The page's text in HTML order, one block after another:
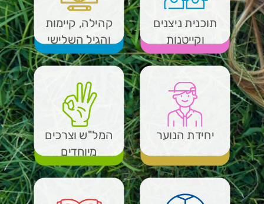
תוכנית ניצנים
וקייטנות
קהילה, קיימות
והגיל השלישי
יחידת הנוער
המל"ש וצרכים
מיוחדים